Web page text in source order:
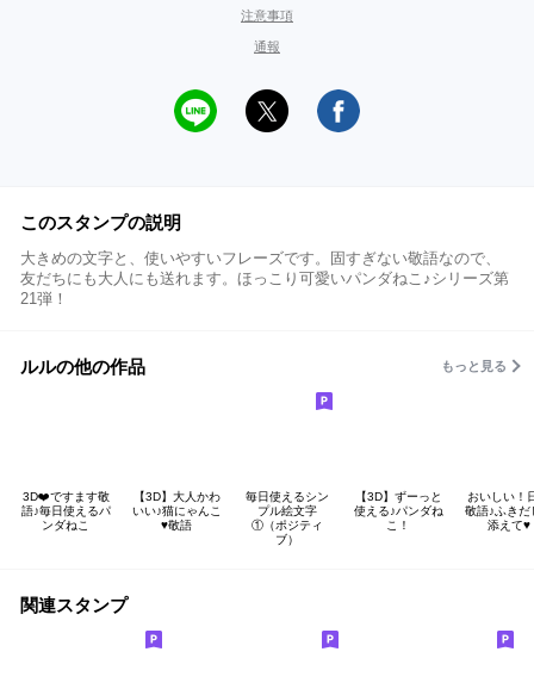
注意事項
通報
このスタンプの説明
大きめの文字と、使いやすいフレーズです。固すぎない敬語なので、
友だちにも大人にも送れます。ほっこり可愛いパンダねこ♪シリーズ第
21弾！
ルルの他の作品 もっと見る
3D❤️ですます敬
語♪毎日使えるパ
ンダねこ
【3D】大人かわ
いい♪猫にゃんこ
♥️敬語
毎日使えるシン
プル絵文字
①（ポジティ
ブ）
【3D】ずーっと
使える♪パンダね
こ！
おいしい！
敬語♪ふきだ
添えて♥️
関連スタンプ